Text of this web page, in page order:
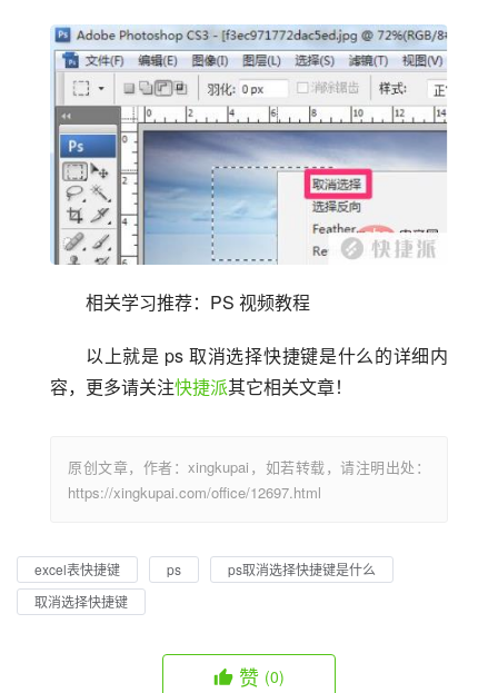
相关学习推荐：PS 视频教程
以上就是 ps 取消选择快捷键是什么的详细内
容，更多请关注快捷派其它相关文章！
原创文章，作者：xingkupai，如若转载，请注明出处：
https://xingkupai.com/office/12697.html
excel表快捷键 ps
ps取消选择快捷键是什么
取消选择快捷键
赞 (0)